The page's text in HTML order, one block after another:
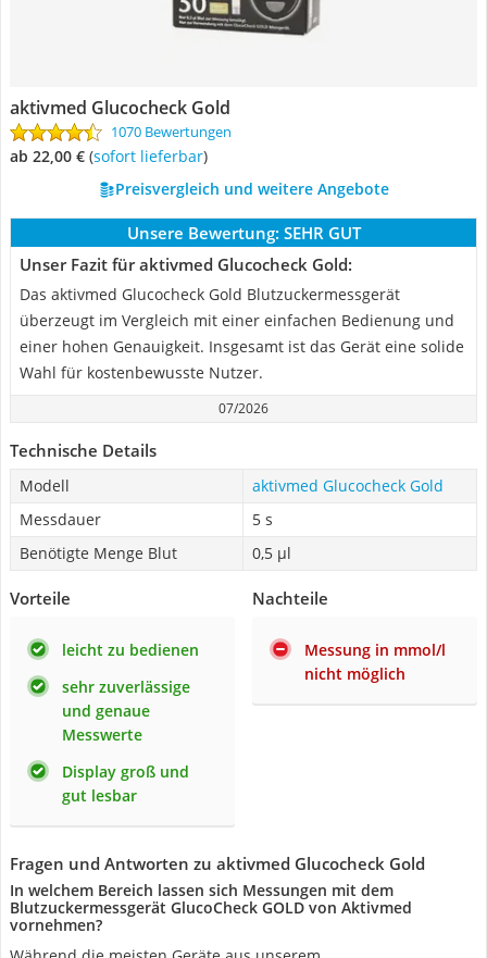
aktivmed Glucocheck Gold
1070 Bewertungen
ab 22,00 € ( Sofort lieferbar)
Preisvergleich und weitere Angebote
Unsere Bewertung: SEHR GUT
Unser Fazit für aktivmed Glucocheck Gold:
Das aktivmed Glucocheck Gold Blutzuckermessgerät
überzeugt im Vergleich mit einer einfachen Bedienung und
einer hohen Genauigkeit. Insgesamt ist das Gerät eine solide
Wahl für kostenbewusste Nutzer.
07/2026
Technische Details
Modell
aktivmed Glucocheck Gold
Messdauer
5 s
Benötigte Menge Blut
0,5 µl
Vorteile
leicht zu bedienen
sehr zuverlässige
und genaue
Messwerte
Display groß und
gut lesbar
Nachteile
Messung in mmol/l
nicht möglich
Fragen und Antworten zu aktivmed Glucocheck Gold
In welchem Bereich lassen sich Messungen mit dem
Blutzuckermessgerät GlucoCheck GOLD von Aktivmed
vornehmen?